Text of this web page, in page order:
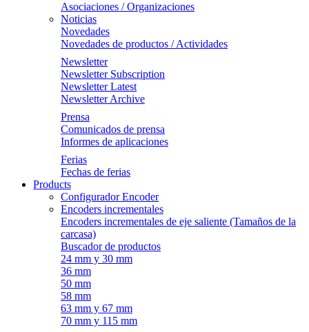
Asociaciones / Organizaciones
Noticias
Novedades
Novedades de productos / Actividades
Newsletter
Newsletter Subscription
Newsletter Latest
Newsletter Archive
Prensa
Comunicados de prensa
Informes de aplicaciones
Ferias
Fechas de ferias
Products
Configurador Encoder
Encoders incrementales
Encoders incrementales de eje saliente (Tamaños de la
carcasa)
Buscador de productos
24 mm y 30 mm
36 mm
50 mm
58 mm
63 mm y 67 mm
70 mm y 115 mm